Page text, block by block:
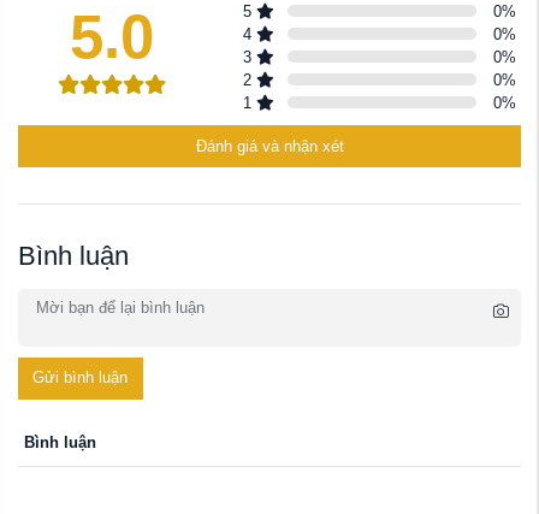
5.0 5 0%
4
0%
3
0%
2
0%
1
0%
Đánh giá và nhận xét
Bình luận
Gửi bình luận
Bình luận